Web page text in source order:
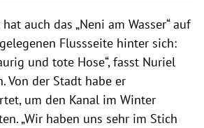
auch das „Neni am Wasser“ auf
Flussseite hinter sich:
und tote Hose“, fasst Nuriel
Von der Stadt habe er
um den Kanal im Winter
„Wir haben uns sehr im Stich